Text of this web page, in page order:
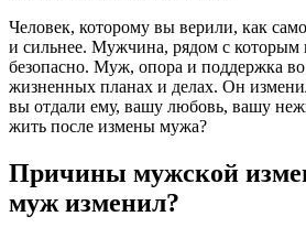
Человек, которому вы верили, как
и сильнее. Мужчина, рядом с которым
безопасно. Муж, опора и поддержка
жизненных планах и делах. Он
вы отдали ему, вашу любовь, вашу
жить после измены мужа?
Причины мужской
муж изменил?